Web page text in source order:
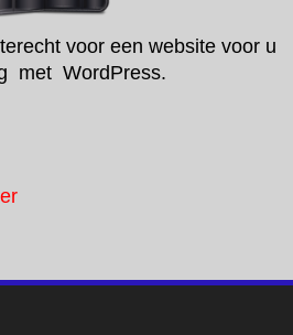
voor een website voor u
met WordPress.